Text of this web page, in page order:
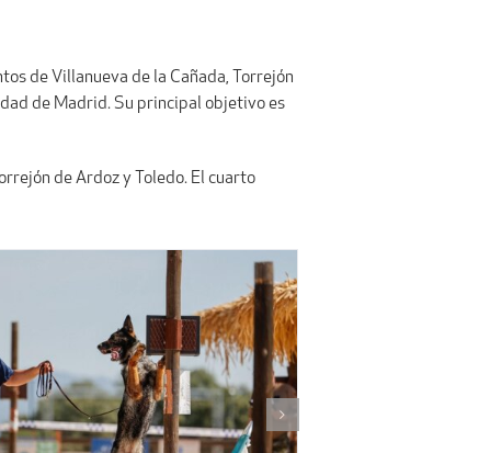
de Villanueva de la Cañada, Torrejón
de Madrid. Su principal objetivo es
de Ardoz y Toledo. El cuarto